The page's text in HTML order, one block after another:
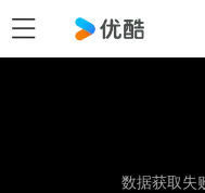
数据获取失